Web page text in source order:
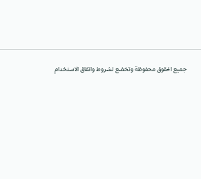
جميع الحقوق محفوظة وتخضع لشروط واتفاق الاستخدام